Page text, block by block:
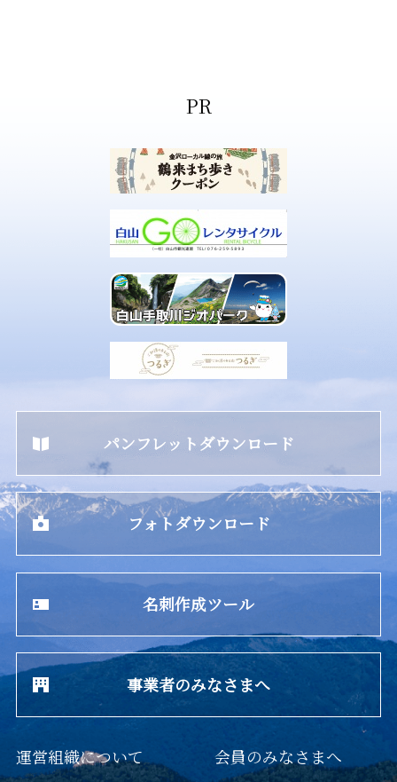
パンフレットダウンロード
フォトダウンロード
名刺作成ツール
事業者のみなさまへ
運営組織について 会員のみなさまへ